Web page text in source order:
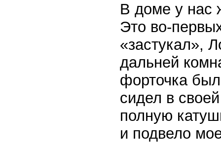
В доме у нас
Это во-
«застукал»,
дальней
форточка
сидел в
полную
и подвело